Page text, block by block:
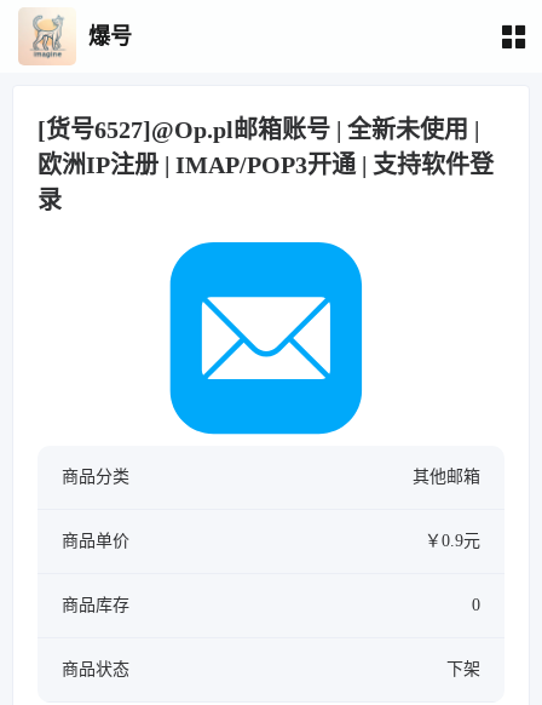
爆号
[货号6527]@Op.pl邮箱账号 | 全新未使用 |
欧洲IP注册 | IMAP/POP3开通 | 支持软件登
录
商品分类 其他邮箱
商品单价 ￥0.9元
商品库存 0
商品状态 下架